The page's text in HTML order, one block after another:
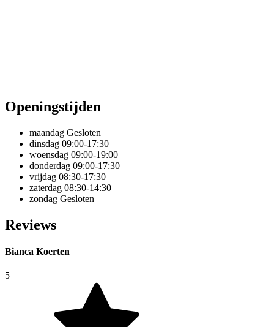
Openingstijden
maandag Gesloten
dinsdag 09:00-17:30
woensdag 09:00-19:00
donderdag 09:00-17:30
vrijdag 08:30-17:30
zaterdag 08:30-14:30
zondag Gesloten
Reviews
Bianca Koerten
5